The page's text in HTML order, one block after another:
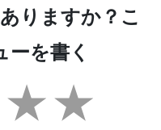
りますか？こ
ーを書く